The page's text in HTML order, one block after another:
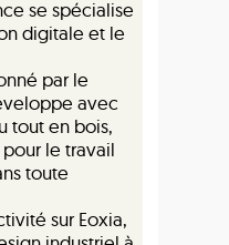
se spécialise
digitale et le
par le
avec
tout en bois,
le travail
toute
sur Eoxia,